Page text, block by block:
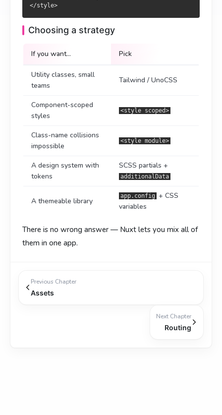
沒有所謂「標準答案」，Nuxt 允許你於同一專案混合使用。
Choosing a strategy
If you want… Pick
Utility classes, small
teams
Tailwind / UnoCSS
Component-scoped
styles
<style scoped>
Class-name collisions
impossible
<style module>
A design system with
tokens
SCSS partials +
additionalData
A themeable library
app.config + CSS
variables
There is no wrong answer — Nuxt lets you mix all of
them in one app.
Previous Chapter
Assets
Next Chapter
Routing